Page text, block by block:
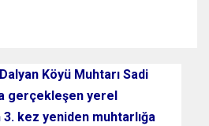
Köyü Muhtarı Sadi
gerçekleşen yerel
kez yeniden muhtarlığa